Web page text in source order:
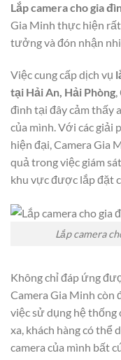
Lắp camera cho gia
Gia Minh thực hiện
tưởng và đón nhận
Việc cung cấp dịch vụ
tại Hải An, Hải Phòng
đình tại đây cảm thấy
của mình. Với các giải
hiện đại, Camera Gia
quả trong việc giám
khu vực được lắp đặt
Lắp camera
Không chỉ đáp ứng
Camera Gia Minh còn
việc sử dụng hệ
xa, khách hàng có thể
camera của mình bất